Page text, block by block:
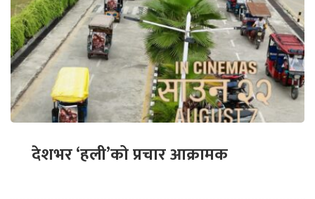
देशभर ‘हली’को प्रचार आक्रामक